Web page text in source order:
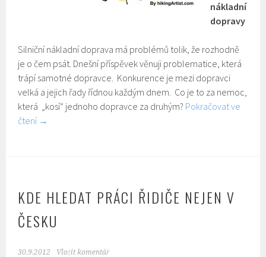
nákladní
dopravy
Silniční nákladní doprava má problémů tolik, že rozhodně
je o čem psát. Dnešní příspěvek věnuji problematice, která
trápí samotné dopravce. Konkurence je mezi dopravci
velká a jejich řady řídnou každým dnem. Co je to za nemoc,
která „kosí“ jednoho dopravce za druhým? Pokračovat ve
čtení →
KDE HLEDAT PRÁCI ŘIDIČE NEJEN V
ČESKU
30.9.2012 Vložit komentář